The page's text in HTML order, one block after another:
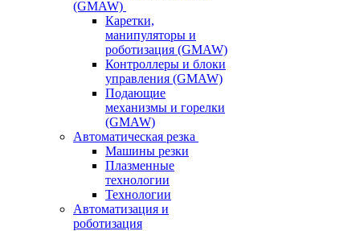
(GMAW)
Каретки,
манипуляторы и
роботизация (GMAW)
Контроллеры и блоки
управления (GMAW)
Подающие
механизмы и горелки
(GMAW)
Автоматическая резка
Машины резки
Плазменные
технологии
Технологии
Автоматизация и
роботизация